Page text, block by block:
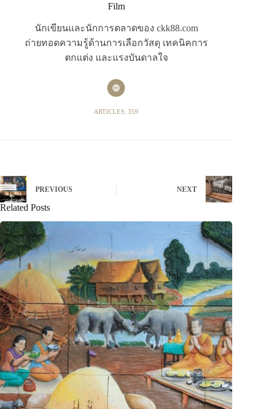
Film
นักเขียนและนักการตลาดของ ckk88.com
ถ่ายทอดความรู้ด้านการเลือกวัสดุ เทคนิคการ
ตกแต่ง และแรงบันดาลใจ
ARTICLES: 359
PREVIOUS NEXT
Related Posts